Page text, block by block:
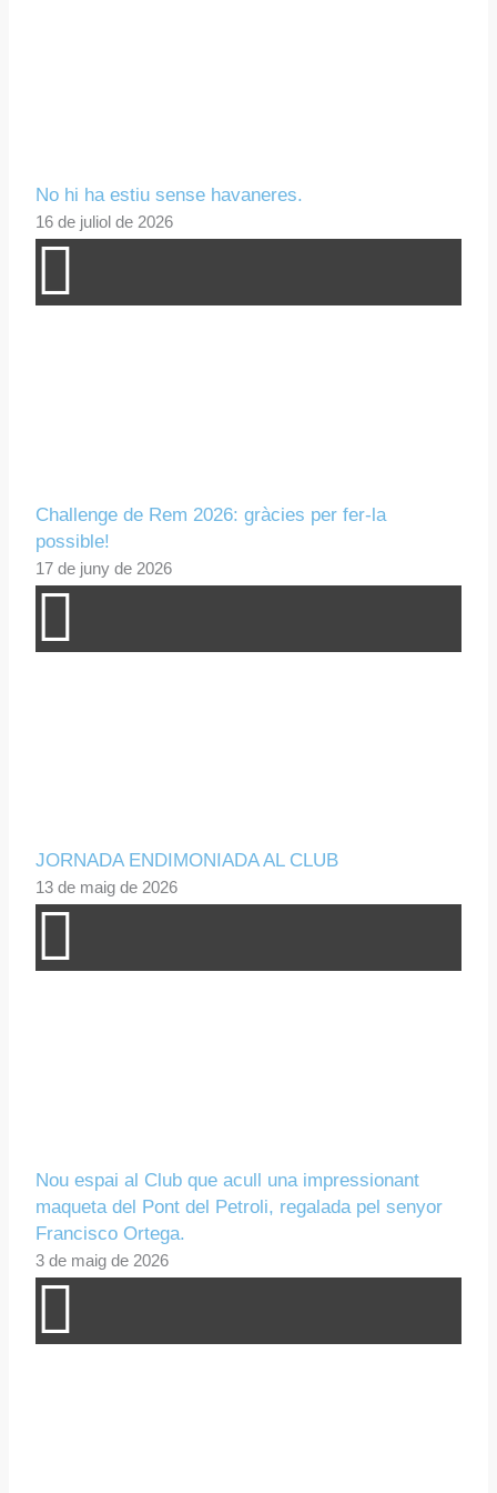
No hi ha estiu sense havaneres.
16 de juliol de 2026
Challenge de Rem 2026: gràcies per fer-la
possible!
17 de juny de 2026
JORNADA ENDIMONIADA AL CLUB
13 de maig de 2026
Nou espai al Club que acull una impressionant
maqueta del Pont del Petroli, regalada pel senyor
Francisco Ortega.
3 de maig de 2026